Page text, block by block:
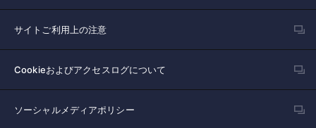
サイトご利用上の注意
Cookieおよびアクセスログについて
ソーシャルメディアポリシー